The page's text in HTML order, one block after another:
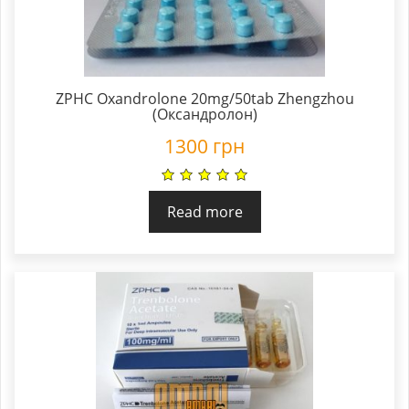
ZPHC Oxandrolone 20mg/50tab Zhengzhou
(Оксандролон)
1300 грн
Read more